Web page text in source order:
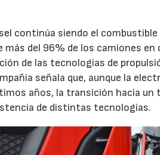
continúa siendo el
más del 96% de los camiones
de las tecnologías de
señala que, aunque la
años, la transición hacia un
de distintas tecnologías.